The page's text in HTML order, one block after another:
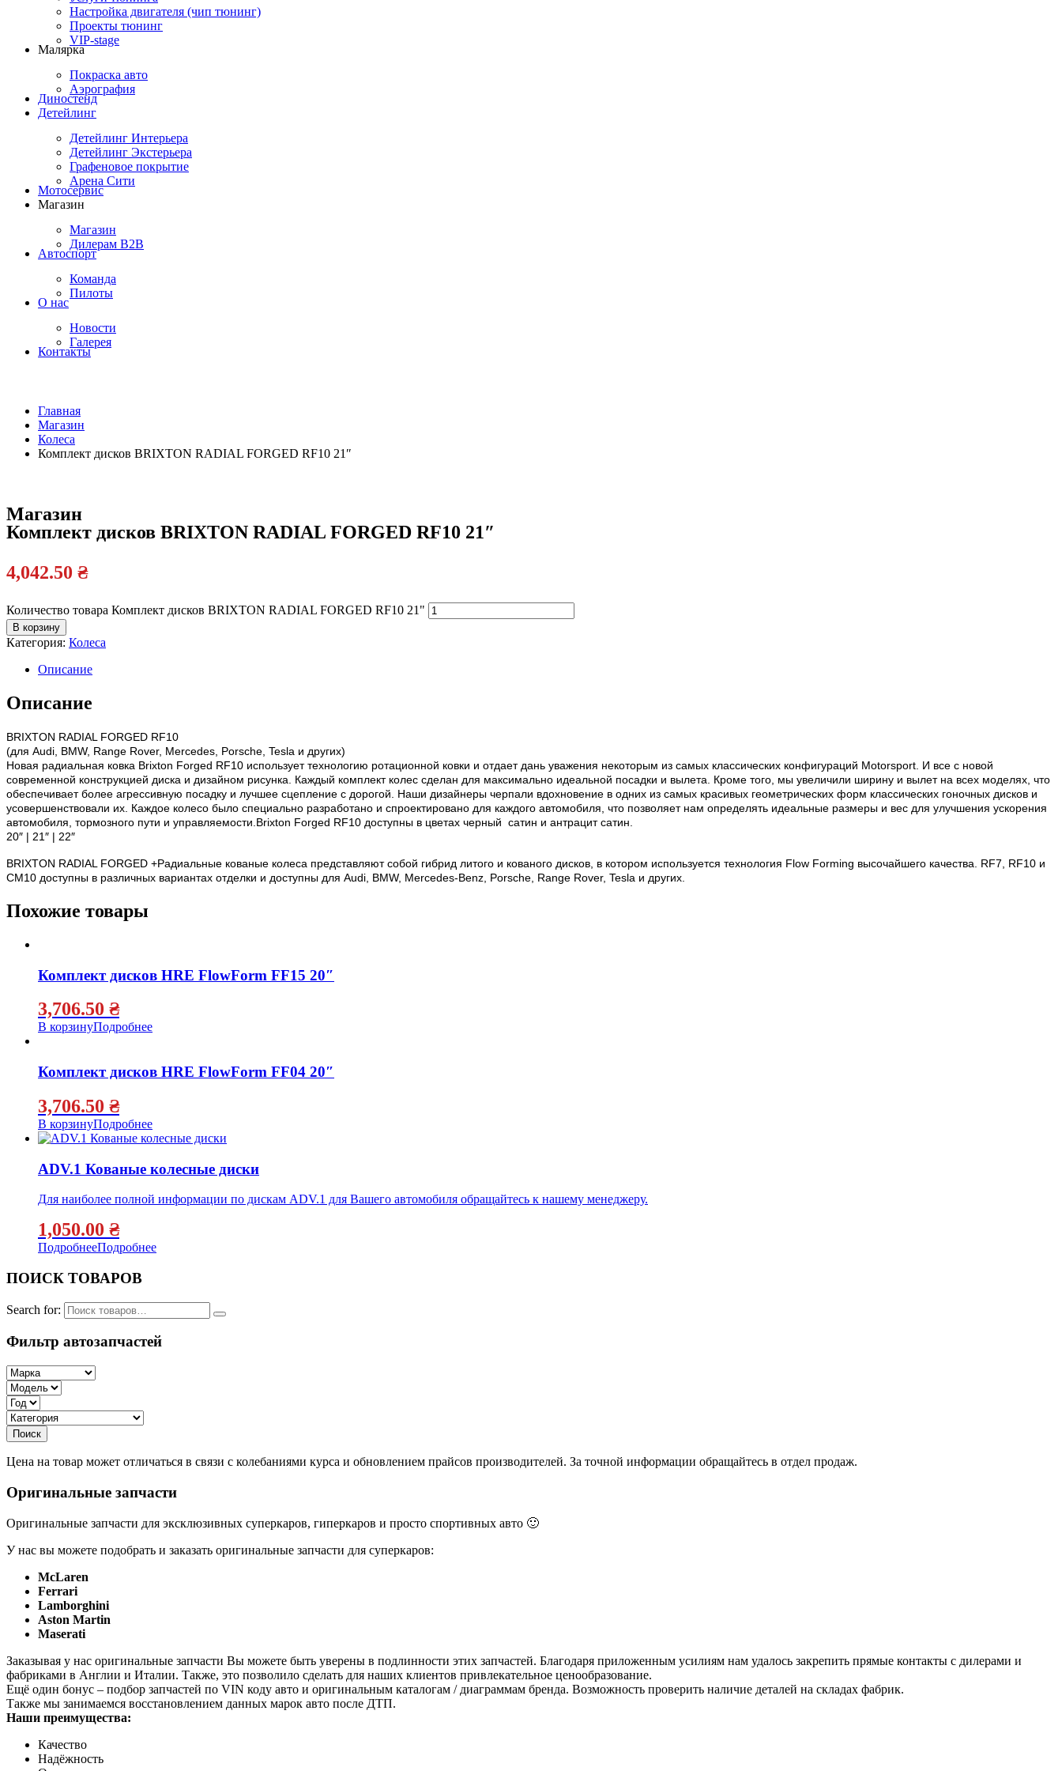
Настройка двигателя (чип тюнинг)
Проекты тюнинг
VIP-stage
Малярка
Покраска авто
Аэрография
Диностенд
Детейлинг
Детейлинг Интерьера
Детейлинг Экстерьера
Графеновое покрытие
Арена Сити
Мотосервис
Магазин
Магазин
Дилерам B2B
Автоспорт
Команда
Пилоты
О нас
Новости
Галерея
Контакты
Главная
Магазин
Колеса
Комплект дисков BRIXTON RADIAL FORGED RF10 21″
Магазин
Комплект дисков BRIXTON RADIAL FORGED RF10 21″
4,042.50 ₴
Количество товара Комплект дисков BRIXTON RADIAL FORGED RF10 21"
В корзину
Категория: Колеса
Описание
Описание
BRIXTON RADIAL FORGED RF10
(для Audi, BMW, Range Rover, Mercedes, Porsche, Tesla и других)
Новая радиальная ковка Brixton Forged RF10 использует технологию ротационной ковки и отдает дань уважения некоторым из самых классических конфигураций Motorsport. И все с новой
современной конструкцией диска и дизайном рисунка. Каждый комплект колес сделан для максимально идеальной посадки и вылета. Кроме того, мы увеличили ширину и вылет на всех моделях, что
обеспечивает более агрессивную посадку и лучшее сцепление с дорогой. Наши дизайнеры черпали вдохновение в одних из самых красивых геометрических форм классических гоночных дисков и
усовершенствовали их. Каждое колесо было специально разработано и спроектировано для каждого автомобиля, что позволяет нам определять идеальные размеры и вес для улучшения ускорения
автомобиля, тормозного пути и управляемости.Brixton Forged RF10 доступны в цветах черный сатин и антрацит сатин.
20″ | 21″ | 22″
BRIXTON RADIAL FORGED +Радиальные кованые колеса представляют собой гибрид литого и кованого дисков, в котором используется технология Flow Forming высочайшего качества. RF7, RF10 и
CM10 доступны в различных вариантах отделки и доступны для Audi, BMW, Mercedes-Benz, Porsche, Range Rover, Tesla и других.
Похожие товары
Комплект дисков HRE FlowForm FF15 20″
3,706.50 ₴
В корзинуПодробнее
Комплект дисков HRE FlowForm FF04 20″
3,706.50 ₴
В корзинуПодробнее
ADV.1 Кованые колесные диски
Для наиболее полной информации по дискам ADV.1 для Вашего автомобиля обращайтесь к нашему менеджеру.
1,050.00 ₴
ПодробнееПодробнее
ПОИСК ТОВАРОВ
Search for:
Фильтр автозапчастей
Цена на товар может отличаться в связи с колебаниями курса и обновлением прайсов производителей. За точной информации обращайтесь в отдел продаж.
Оригинальные запчасти
Оригинальные запчасти для эксклюзивных суперкаров, гиперкаров и просто спортивных авто 🙂
У нас вы можете подобрать и заказать оригинальные запчасти для суперкаров:
McLaren
Ferrari
Lamborghini
Aston Martin
Maserati
Заказывая у нас оригинальные запчасти Вы можете быть уверены в подлинности этих запчастей. Благодаря приложенным усилиям нам удалось закрепить прямые контакты с дилерами и
фабриками в Англии и Италии. Также, это позволило сделать для наших клиентов привлекательное ценообразование.
Ещё один бонус – подбор запчастей по VIN коду авто и оригинальным каталогам / диаграммам бренда. Возможность проверить наличие деталей на складах фабрик.
Также мы занимаемся восстановлением данных марок авто после ДТП.
Наши преимущества:
Качество
Надёжность